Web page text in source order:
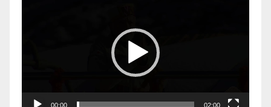
00:00 02:00